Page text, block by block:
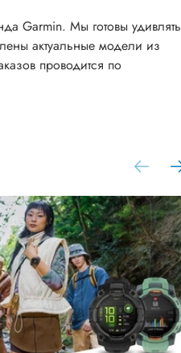
Garmin. Мы готовы удивлять
актуальные модели из
проводится по